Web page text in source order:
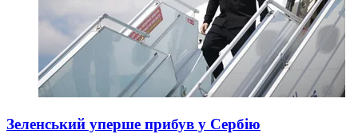
Зеленський уперше прибув у Сербію